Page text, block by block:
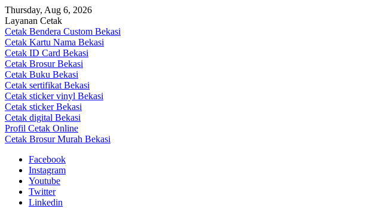
Skip
to
content
Thursday, Aug 6, 2026
Layanan Cetak
Cetak Bendera Custom Bekasi
Cetak Kartu Nama Bekasi
Cetak ID Card Bekasi
Cetak Brosur Bekasi
Cetak Buku Bekasi
Cetak sertifikat Bekasi
Cetak sticker vinyl Bekasi
Cetak sticker Bekasi
Cetak digital Bekasi
Profil Cetak Online
Cetak Brosur Murah Bekasi
Facebook
Instagram
Youtube
Twitter
Linkedin